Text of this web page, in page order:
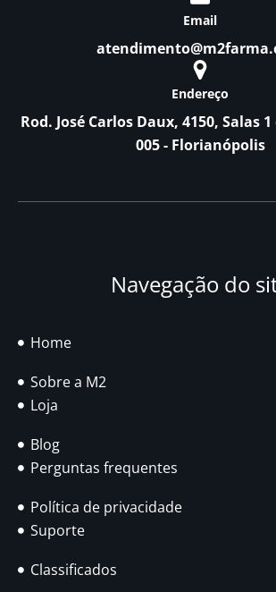
Email
Endereço
Rod. José Carlos Daux, 4150, Salas 1
005 - Florianópolis
Navegação do
Home
Sobre a M2
Loja
Blog
Perguntas frequentes
Política de privacidade
Suporte
Classificados